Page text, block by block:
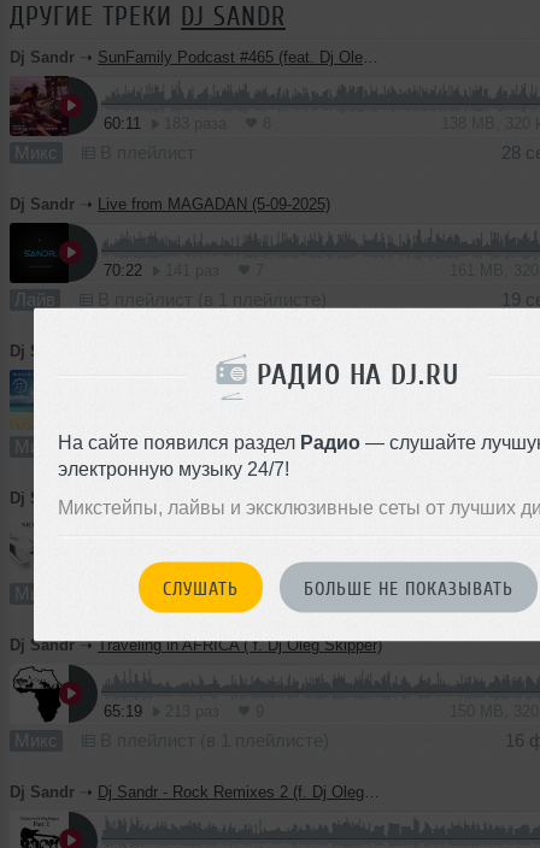
РАДИО НА DJ.RU
На сайте появился раздел Радио — слушайте
электронную музыку 24/7!
Микстейпы, лайвы и эксклюзивные сеты от лучших
СЛУШАТЬ БОЛЬШЕ НЕ ПОКАЗЫВАТЬ
ДРУГИЕ ТРЕКИ DJ SANDR
Dj Sandr ➝ SunFamily Podcast #465 (feat. Dj Oleg Skipper)
60:11
Микс 28
Dj Sandr ➝ Live from MAGADAN (5-09-2025)
70:22
Лайв 19
Dj Sandr Dj Sandr - Hour of Beauty 17 (feat. Dj Oleg Skipper)
Микс В плейлист (в 1 плейлисте) 08
Dj Sandr Dj Sandr - Nice Lunch 41 (feat. Dj Oleg Skipper)
253 раза 138 MB, 320
Микс В плейлист 03
Dj Sandr ➝Traveling in AFRICA ( f. Dj Oleg Skipper)
65:19
Микс 16
Dj Sandr ➝ Dj Sandr - Rock Remixes 2 (f. Dj Oleg Skipper)